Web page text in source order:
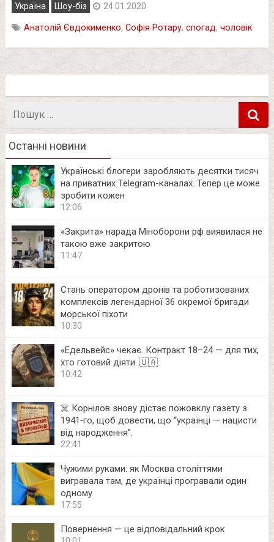
Україна Шоу-біз 24.01.2020
Анатолій Євдокименко, Софія Ротару, спогад, чоловік
Пошук
Останні новини
Українські блогери заробляють десятки тисяч
на приватних Telegram-каналах. Тепер це може
зробити кожен
12:06
«Закрита» нарада Міноборони рф виявилася не
такою вже закритою
11:47
Стань оператором дронів та роботизованих
комплексів легендарної 36 окремої бригади
морської піхоти
10:30
«Едельвейс» чекає. Контракт 18–24 — для тих,
хто готовий діяти. 🇺🇦
10:42
☠️ Корнілов знову дістає пожовклу газету з
1941‑го, щоб довести, що “українці — нацисти
від народження”.
22:41
Чужими руками: як Москва століттями
вигравала там, де українці програвали один
одному
17:55
Повернення — це відповідальний крок